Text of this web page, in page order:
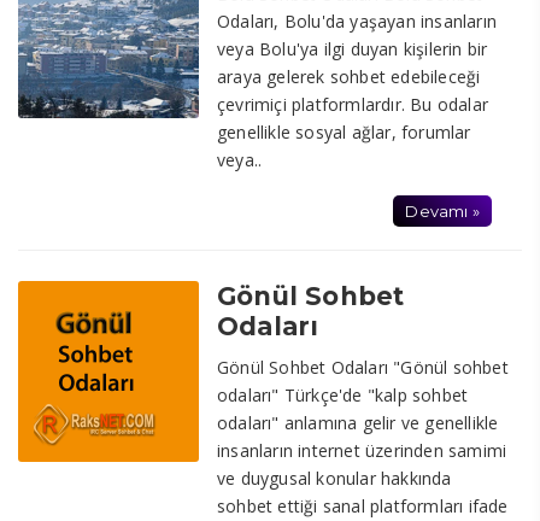
Odaları, Bolu'da yaşayan insanların
veya Bolu'ya ilgi duyan kişilerin bir
araya gelerek sohbet edebileceği
çevrimiçi platformlardır. Bu odalar
genellikle sosyal ağlar, forumlar
veya..
Devamı »
Gönül Sohbet
Odaları
Gönül Sohbet Odaları "Gönül sohbet
odaları" Türkçe'de "kalp sohbet
odaları" anlamına gelir ve genellikle
insanların internet üzerinden samimi
ve duygusal konular hakkında
sohbet ettiği sanal platformları ifade